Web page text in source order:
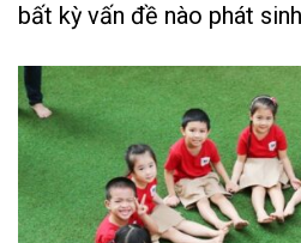
bất kỳ vấn đề nào phát